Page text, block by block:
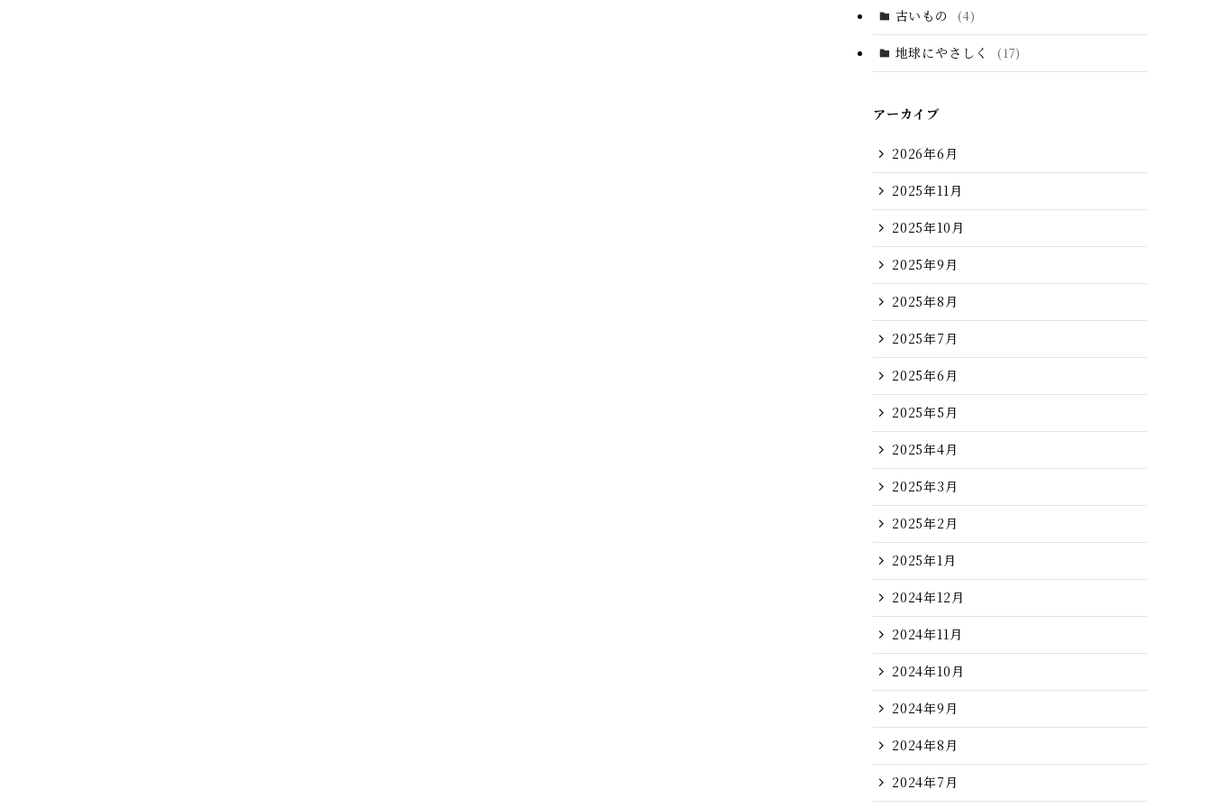
古いもの (4)
地球にやさしく (17)
アーカイブ
2026年6月
2025年11月
2025年10月
2025年9月
2025年8月
2025年7月
2025年6月
2025年5月
2025年4月
2025年3月
2025年2月
2025年1月
2024年12月
2024年11月
2024年10月
2024年9月
2024年8月
2024年7月